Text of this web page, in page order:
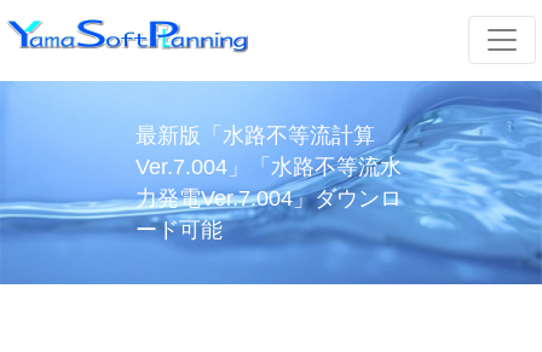
最新版「水路不等流計算
Ver.7.004」「水路不等流水
力発電Ver.7.004」ダウンロ
ード可能